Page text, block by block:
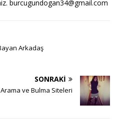
burcugundogan34@gmail.com
Arkadaş
SONRAKI
ve Bulma Siteleri